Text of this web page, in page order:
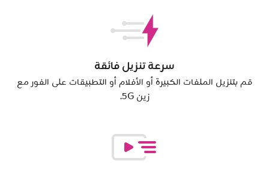
سرعة تنزيل فائقة
قم بتنزيل الملفات الكبيرة أو الأفلام أو التطبيقات على الفور مع
زين 5G.